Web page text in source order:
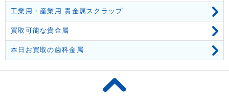
工業用・産業用 貴金属スクラップ
買取可能な貴金属
本日お買取の歯科金属